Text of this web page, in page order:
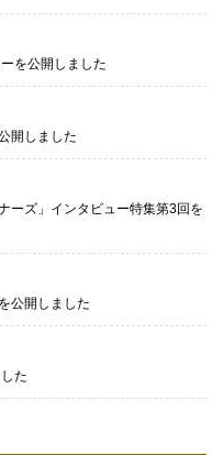
を公開しました
開しました
ーズ」インタビュー特集第3回を
公開しました
た